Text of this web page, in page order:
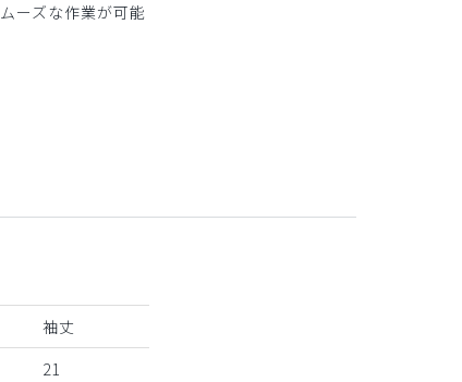
ーズな作業が可能
袖丈
21